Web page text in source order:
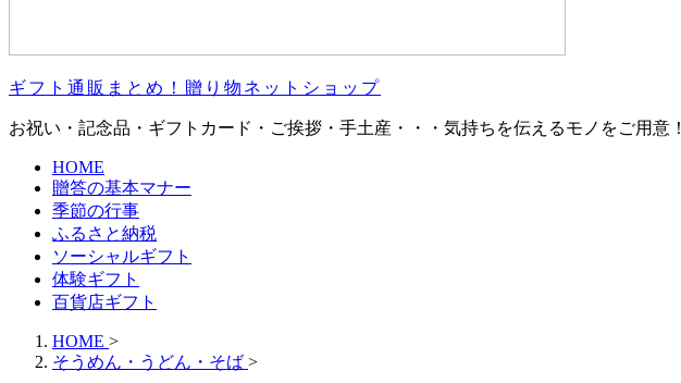
ギフト通販まとめ！贈り物ネットショップ
お祝い・記念品・ギフトカード・ご挨拶・手土産・・・気持ちを伝えるモノをご用意！
HOME
贈答の基本マナー
季節の行事
ふるさと納税
ソーシャルギフト
体験ギフト
百貨店ギフト
HOME >
そうめん・うどん・そば >